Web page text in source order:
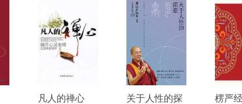
凡人的禅心
关于人性的探
楞严